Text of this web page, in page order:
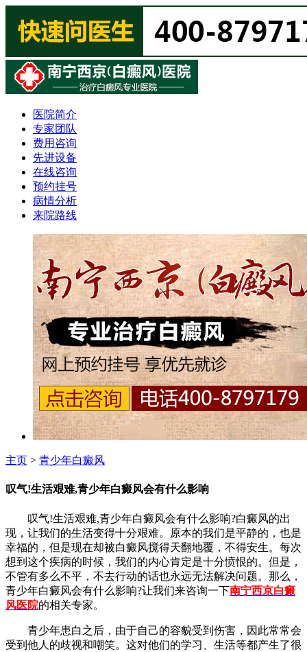
医院简介
专家团队
费用咨询
先进设备
在线咨询
预约挂号
病情分析
来院路线
主页 > 青少年白癜风
叹气!生活艰难,青少年白癜风会有什么影响
叹气!生活艰难,青少年白癜风会有什么影响?白癜风的出
现，让我们的生活变得十分艰难。原本的我们是平静的，也是
幸福的，但是现在却被白癜风搅得天翻地覆，不得安生。每次
想到这个疾病的时候，我们的内心肯定是十分愤恨的。但是，
不管有多么不平，不去行动的话也永远无法解决问题。那么，
青少年白癜风会有什么影响?让我们来咨询一下南宁西京白癜
风医院的相关专家。
青少年患白之后，由于自己的容貌受到伤害，因此常常会
受到他人的歧视和嘲笑。这对他们的学习、生活等都产生了很